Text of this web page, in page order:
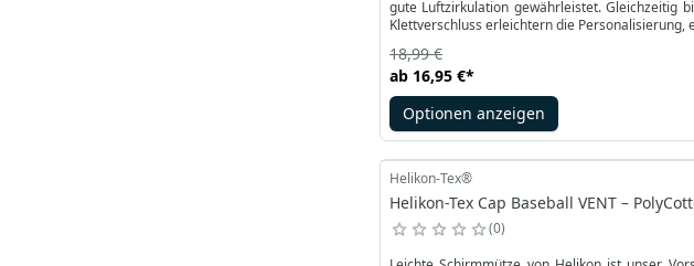
gute Luftzirkulation gewährleistet. Gleichzeitig
Klettverschluss erleichtern die Personalisierung,
ab 16,95 €*
18,99 €
Optionen anzeigen
Helikon-Tex®
Helikon-Tex Cap Baseball VENT –
0